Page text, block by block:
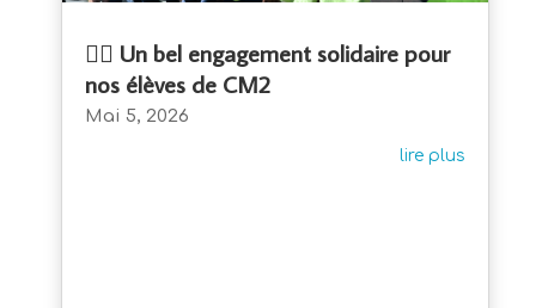
🏃‍♂️ Un bel engagement solidaire pour
nos élèves de CM2
Mai 5, 2026
lire plus